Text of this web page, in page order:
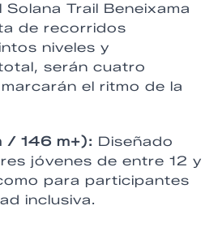
Trail Beneixama
de recorridos
niveles y
serán cuatro
el ritmo de la
/ 146 m+): Diseñado
jóvenes de entre 12 y
para participantes
inclusiva.